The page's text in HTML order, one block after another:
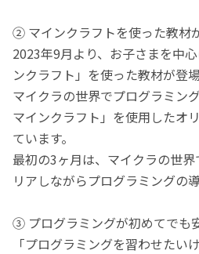
② マインクラフトを使った教材
2023年9月より、お子さまを中
ンクラフト」を使った教材が登場
マイクラの世界でプログラミン
マインクラフト」を使用したオ
ています。
最初の3ヶ月は、マイクラの世
リアしながらプログラミングの
③ プログラミングが初めてでも
「プログラミングを習わせたい